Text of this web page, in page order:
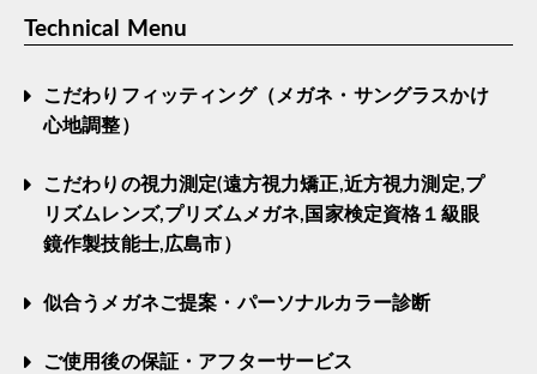
Technical Menu
こだわりフィッティング（メガネ・サングラスかけ
心地調整）
こだわりの視力測定(遠方視力矯正,近方視力測定,プ
リズムレンズ,プリズムメガネ,国家検定資格１級眼
鏡作製技能士,広島市）
似合うメガネご提案・パーソナルカラー診断
ご使用後の保証・アフターサービス